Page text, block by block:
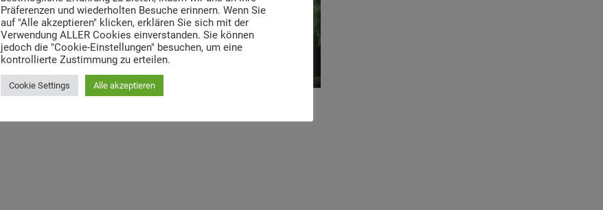
Präferenzen und wiederholten Besuche erinnern. Wenn Sie
auf "Alle akzeptieren" klicken, erklären Sie sich mit der
Verwendung ALLER Cookies einverstanden. Sie können
jedoch die "Cookie-Einstellungen" besuchen, um eine
kontrollierte Zustimmung zu erteilen.
Cookie Settings Alle akzeptieren